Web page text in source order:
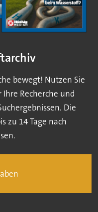
bewegt! Nutzen Sie
Recherche und
Die
zu 14 Tage nach